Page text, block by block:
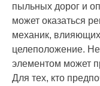
пыльных дорог и
может оказаться
механик,
целеположение.
элементом может
Для тех, кто